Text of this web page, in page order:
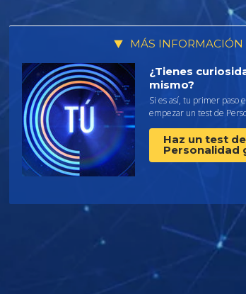
MÁS INFORMACIÓN
¿Tienes
mismo?
Si es así, tu primer paso
empezar un test de
Haz un test de
Personalidad